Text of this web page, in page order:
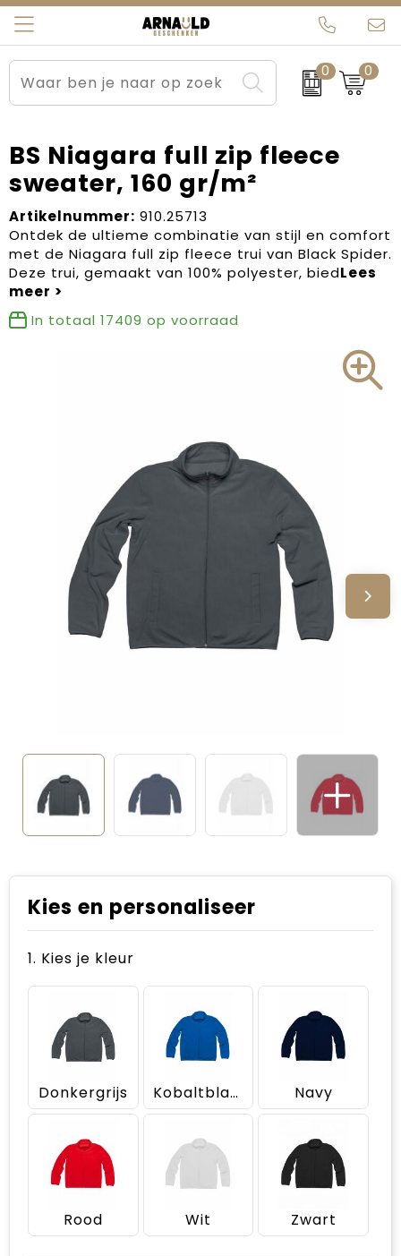
0 0
Relatiegeschenken
Sportkleding
Werkkleding
Kleding en textiel
Tassen
Beurs en Evenementen
Brievenbuspakketten
Carnaval
Dag van de Zorg
Kerstartikelen
Kerstpakketten
Verjaardagen
Voetbal, EK en WK
Voor de bouw
Zomergeschenken
Zomerpakketten
Arnauld Kerstpakketten
MijnEigenKadootje
Ons team
Contact
Blogs
BS Niagara full zip fleece
sweater, 160 gr/m²
Artikelnummer: 910.25713
Ontdek de ultieme combinatie van stijl en comfort
met de Niagara full zip fleece trui van Black Spider.
Deze trui, gemaakt van 100% polyester, bied
In totaal 17409 op voorraad
Kies en personaliseer
1. Kies je kleur
Donkergrijs Kobaltblauw Navy
Rood Wit Zwart